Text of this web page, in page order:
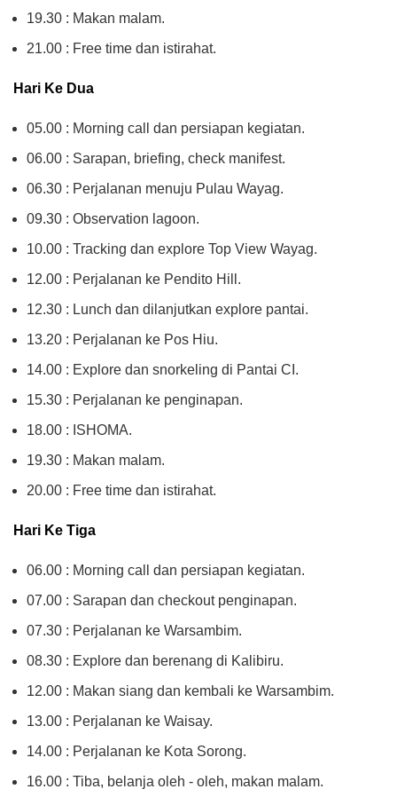
19.30 : Makan malam.
21.00 : Free time dan istirahat.
Hari Ke Dua
05.00 : Morning call dan persiapan kegiatan.
06.00 : Sarapan, briefing, check manifest.
06.30 : Perjalanan menuju Pulau Wayag.
09.30 : Observation lagoon.
10.00 : Tracking dan explore Top View Wayag.
12.00 : Perjalanan ke Pendito Hill.
12.30 : Lunch dan dilanjutkan explore pantai.
13.20 : Perjalanan ke Pos Hiu.
14.00 : Explore dan snorkeling di Pantai CI.
15.30 : Perjalanan ke penginapan.
18.00 : ISHOMA.
19.30 : Makan malam.
20.00 : Free time dan istirahat.
Hari Ke Tiga
06.00 : Morning call dan persiapan kegiatan.
07.00 : Sarapan dan checkout penginapan.
07.30 : Perjalanan ke Warsambim.
08.30 : Explore dan berenang di Kalibiru.
12.00 : Makan siang dan kembali ke Warsambim.
13.00 : Perjalanan ke Waisay.
14.00 : Perjalanan ke Kota Sorong.
16.00 : Tiba, belanja oleh - oleh, makan malam.